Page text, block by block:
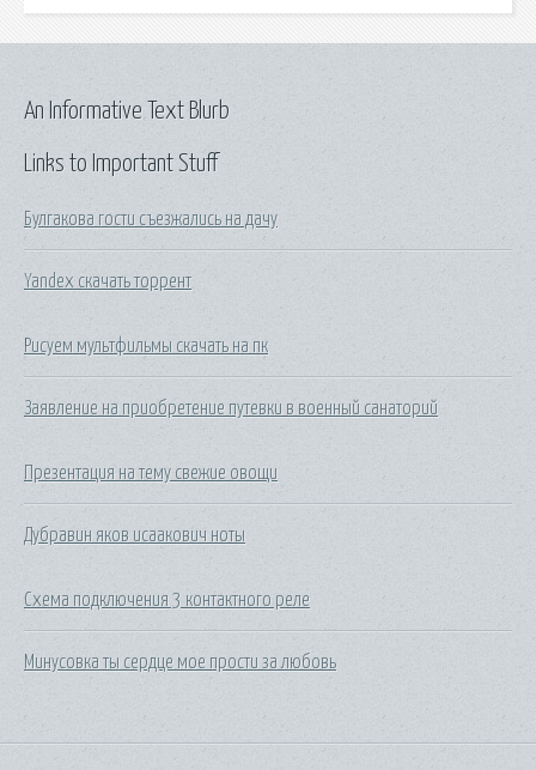
Links to Important Stuff
Булгакова гости съезжались на дачу
Yandex скачать торрент
Рисуем мультфильмы скачать на пк
Заявление на приобретение путевки в военный санаторий
Презентация на тему свежие овощи
Дубравин яков исаакович ноты
Схема подключения 3 контактного реле
Минусовка ты сердце мое прости за любовь
An Informative Text Blurb